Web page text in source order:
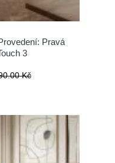
Pravá
3
Kč